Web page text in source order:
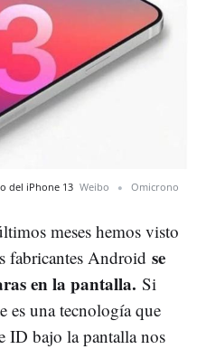
del iPhone 13 Weibo Omicrono
meses hemos visto
fabricantes Android se
en la pantalla. Si
es una tecnología que
ID bajo la pantalla nos